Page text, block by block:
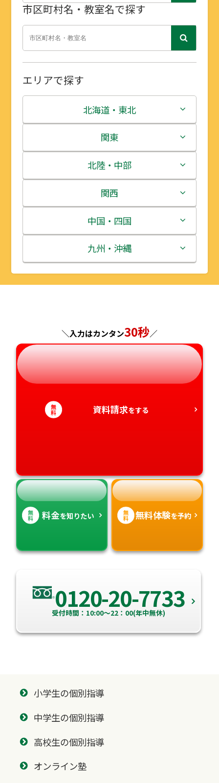
市区町村名・教室名で探す
エリアで探す
北海道・東北
北海道
青森県
岩手県
宮城県
秋田県
山形県
関東
茨城県
栃木県
群馬県
埼玉県
千葉県
神奈川県
北陸・中部
新潟県
富山県
石川県
福井県
長野県
岐阜県
静岡県
愛知県
関西
三重県
滋賀県
京都府
兵庫県
奈良県
和歌山県
中国・四国
鳥取県
島根県
広島県
山口県
徳島県
香川県
九州・沖縄
福岡県
長崎県
熊本県
大分県
宮崎県
＼入力はカンタン30秒／
無
料 資料請求をする
無
料 料金を知りたい 無
料 無料体験を予約
0120-20-7733
受付時間：10:00～22：00(年中無休)
小学生の個別指導
中学生の個別指導
高校生の個別指導
オンライン塾